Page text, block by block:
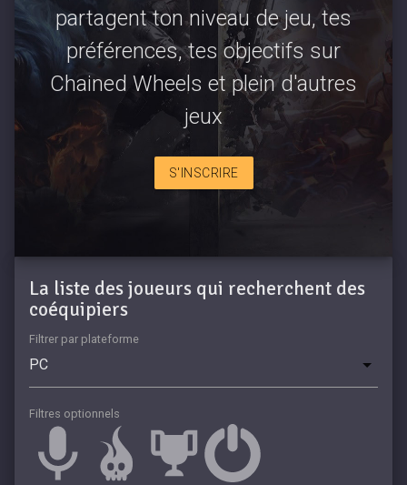
partagent ton niveau de jeu, tes
préférences, tes objectifs sur
Chained Wheels et plein d'autres
jeux
S'INSCRIRE
La liste des joueurs qui recherchent des
coéquipiers
Filtrer par plateforme
Filtres optionnels